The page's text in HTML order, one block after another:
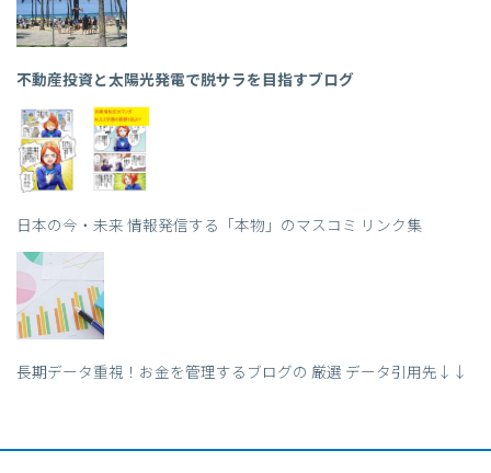
不動産投資と太陽光発電で脱サラを目指すブログ
日本の今・未来 情報発信する「本物」のマスコミ リンク集
長期データ重視！お金を管理するブログの 厳選 データ引用先↓↓